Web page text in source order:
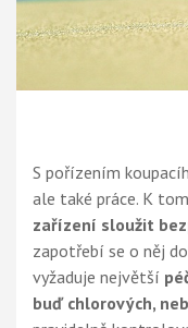
S pořízením
ale také práce. K
zařízení sloužit
zapotřebí se o něj
vyžaduje největší
buď chlorových,